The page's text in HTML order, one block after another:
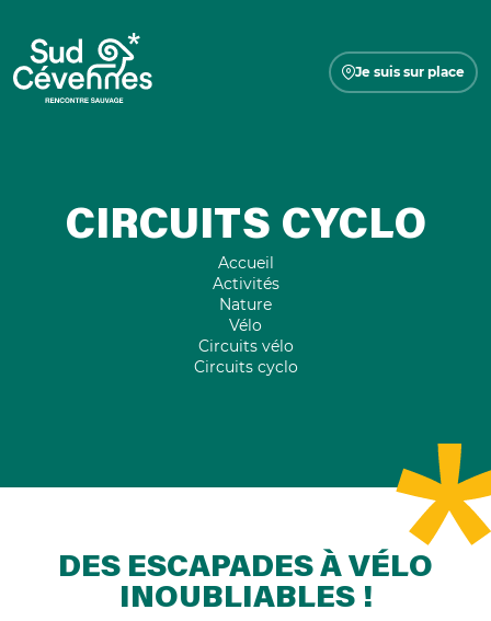
Je suis sur place
CIRCUITS CYCLO
Accueil
Activités
Nature
Vélo
Circuits vélo
Circuits cyclo
DES ESCAPADES À VÉLO
INOUBLIABLES !